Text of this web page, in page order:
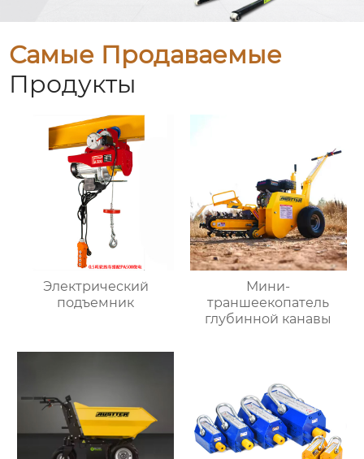
Самые Продаваемые
Продукты
Электрический
подъемник
Мини-
траншеекопатель
глубинной канавы